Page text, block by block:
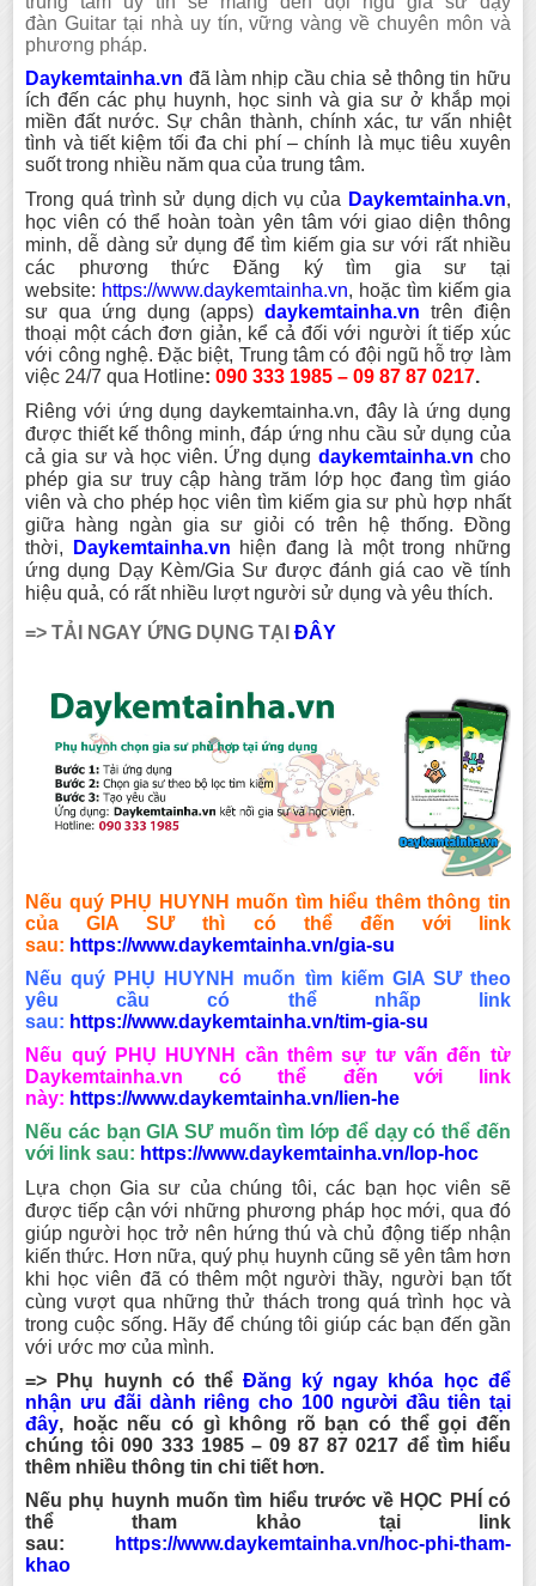
đànGuitar tại nhà uy tín, vững vàng về chuyên môn và
phương pháp.
Daykemtainha.vn đã làm nhịp cầu chia sẻ thông tin hữu
ích đến các phụ huynh, học sinh và gia sư ở khắp mọi
miền đất nước. Sự chân thành, chính xác, tư vấn nhiệt
tình và tiết kiệm tối đa chi phí – chính là mục tiêu xuyên
suốt trong nhiều năm qua của trung tâm.
Trong quá trình sử dụng dịch vụ của Daykemtainha.vn,
học viên có thể hoàn toàn yên tâm với giao diện thông
minh, dễ dàng sử dụng để tìm kiếm gia sư với rất nhiều
các phương thức Đăng ký tìm gia sư tại
website: https://www.daykemtainha.vn, hoặc tìm kiếm gia
sư qua ứng dụng (apps) daykemtainha.vn trên điện
thoại một cách đơn giản, kể cả đối với người ít tiếp xúc
với công nghệ. Đặc biệt, Trung tâm có đội ngũ hỗ trợ làm
việc 24/7 qua Hotline:090 333 1985 – 09 87 87 0217.
Riêng với ứng dụng daykemtainha.vn, đây là ứng dụng
được thiết kế thông minh, đáp ứng nhu cầu sử dụng của
cả gia sư và học viên. Ứng dụng daykemtainha.vn cho
phép gia sư truy cập hàng trăm lớp học đang tìm giáo
viên và cho phép học viên tìm kiếm gia sư phù hợp nhất
giữa hàng ngàn gia sư giỏi có trên hệ thống. Đồng
thời,
Daykemtainha.vn hiện đang là một trong những
ứng dụng Dạy Kèm/Gia Sư được đánh giá cao về tính
hiệu quả, có rất nhiều lượt người sử dụng và yêu thích.
=> TẢI NGAY ỨNG DỤNG TẠIĐÂY
Nếu quý PHỤ HUYNH muốn tìm hiểu thêm thông tin
của GIA SƯ thì có thể đến với link
sau: https://www.daykemtainha.vn/gia-su
Nếu quý PHỤ HUYNH muốn tìm kiếm GIA SƯ theo
yêu cầu có thể nhấp link
sau: https://www.daykemtainha.vn/tim-gia-su
Nếu quý PHỤ HUYNH cần thêm sự tư vấn đến từ
Daykemtainha.vn có thể đến với link
này: https://www.daykemtainha.vn/lien-he
Nếu các bạn GIA SƯ muốn tìm lớp để dạy có thể đến
với link sau: https://www.daykemtainha.vn/lop-hoc
Lựa chọn Gia sư của chúng tôi, các bạn học viên sẽ
được tiếp cận với những phương pháp học mới, qua đó
giúp người học trở nên hứng thú và chủ động tiếp nhận
kiến thức. Hơn nữa, quý phụ huynh cũng sẽ yên tâm hơn
khi học viên đã có thêm một người thầy, người bạn tốt
cùng vượt qua những thử thách trong quá trình học và
trong cuộc sống. Hãy để chúng tôi giúp các bạn đến gần
với ước mơ của mình.
=> Phụ huynh có thể Đăng ký ngay khóa học để
nhận ưu đãi dành riêng cho 100 người đầu tiên tại
đây,
hoặc nếu có gì không rõ bạn có thể gọi đến
chúng tôi 090 333 1985 – 09 87 87 0217 để tìm hiểu
thêm nhiều thông tin chi tiết hơn.
Nếu phụ huynh muốn tìm hiểu trước về HỌC PHÍ có
thể tham khảo tại link
sau:
https://www.daykemtainha.vn/hoc-phi-tham-
khao